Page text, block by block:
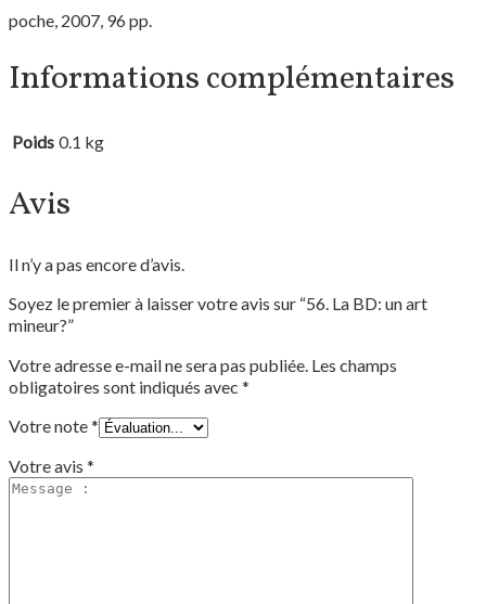
poche, 2007, 96 pp.
Informations complémentaires
Poids 0.1 kg
Avis
Il n’y a pas encore d’avis.
Soyez le premier à laisser votre avis sur “56. La BD: un art
mineur?”
Votre adresse e-mail ne sera pas publiée. Les champs
obligatoires sont indiqués avec *
Votre note*
Votre avis *